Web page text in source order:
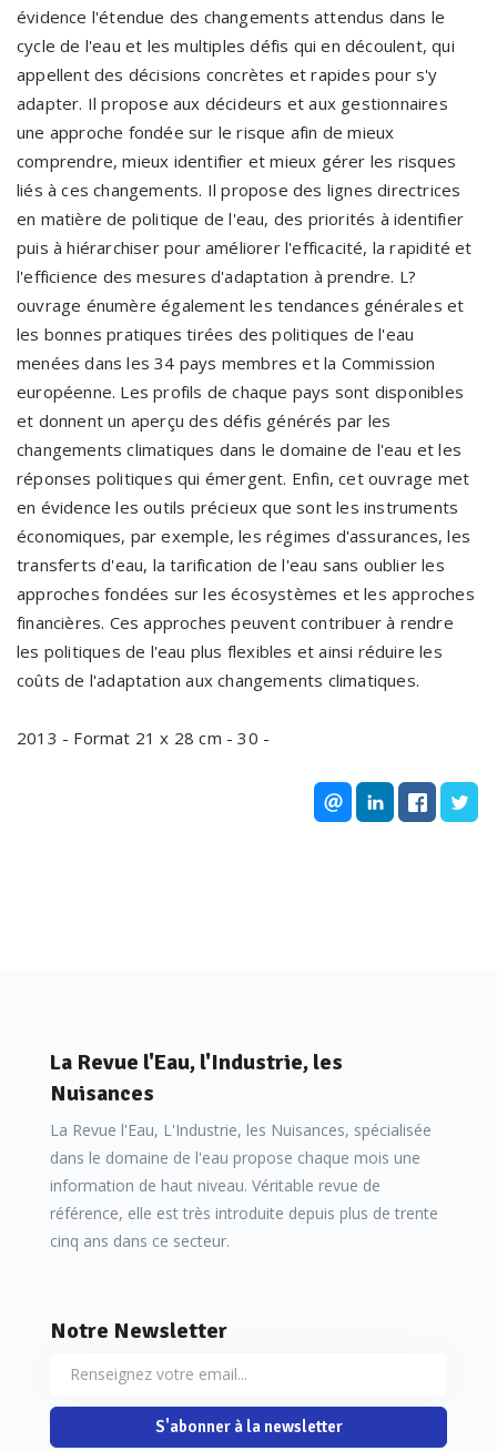
évidence l'étendue des changements attendus dans le
cycle de l'eau et les multiples défis qui en découlent, qui
appellent des décisions concrètes et rapides pour s'y
adapter. Il propose aux décideurs et aux gestionnaires
une approche fondée sur le risque afin de mieux
comprendre, mieux identifier et mieux gérer les risques
liés à ces changements. Il propose des lignes directrices
en matière de politique de l'eau, des priorités à identifier
puis à hiérarchiser pour améliorer l'efficacité, la rapidité et
l'efficience des mesures d'adaptation à prendre. L?
ouvrage énumère également les tendances générales et
les bonnes pratiques tirées des politiques de l'eau
menées dans les 34 pays membres et la Commission
européenne. Les profils de chaque pays sont disponibles
et donnent un aperçu des défis générés par les
changements climatiques dans le domaine de l'eau et les
réponses politiques qui émergent. Enfin, cet ouvrage met
en évidence les outils précieux que sont les instruments
économiques, par exemple, les régimes d'assurances, les
transferts d'eau, la tarification de l'eau sans oublier les
approches fondées sur les écosystèmes et les approches
financières. Ces approches peuvent contribuer à rendre
les politiques de l'eau plus flexibles et ainsi réduire les
coûts de l'adaptation aux changements climatiques.
2013 - Format 21 x 28 cm - 30 -
La Revue l'Eau, l'Industrie, les
Nuisances
La Revue l'Eau, L'Industrie, les Nuisances, spécialisée
dans le domaine de l'eau propose chaque mois une
information de haut niveau. Véritable revue de
référence, elle est très introduite depuis plus de trente
cinq ans dans ce secteur.
Notre Newsletter
S'abonner à la newsletter